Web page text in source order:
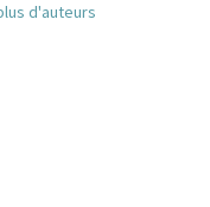
d'auteurs